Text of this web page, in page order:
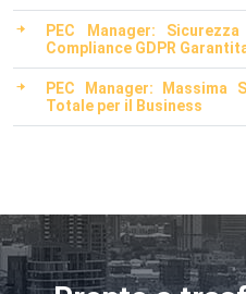
PEC Manager:
Compliance GDPR
PEC Manager:
Totale per il Business